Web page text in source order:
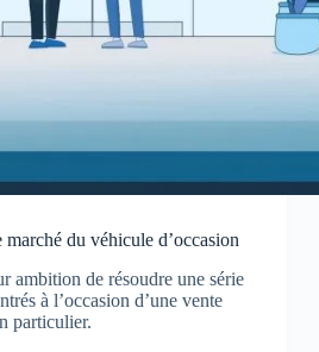
du véhicule d’occasion
ambition de résoudre une série
à l’occasion d’une vente
particulier.